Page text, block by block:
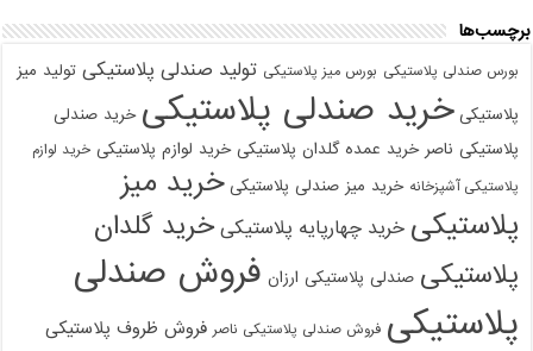
برچسب‌ها
بورس صندلی پلاستیکی بورس میز پلاستیکی تولید صندلی پلاستیکی تولید میز
پلاستیکی خرید صندلی پلاستیکی خرید صندلی
پلاستیکی ناصر خرید عمده گلدان پلاستیکی خرید لوازم پلاستیکی خرید لوازم
پلاستیکی آشپزخانه خرید میز صندلی پلاستیکی خرید میز
پلاستیکی خرید چهارپایه پلاستیکی خرید گلدان
پلاستیکی صندلی پلاستیکی ارزان فروش صندلی
پلاستیکی فروش صندلی پلاستیکی ناصر فروش ظروف پلاستیکی